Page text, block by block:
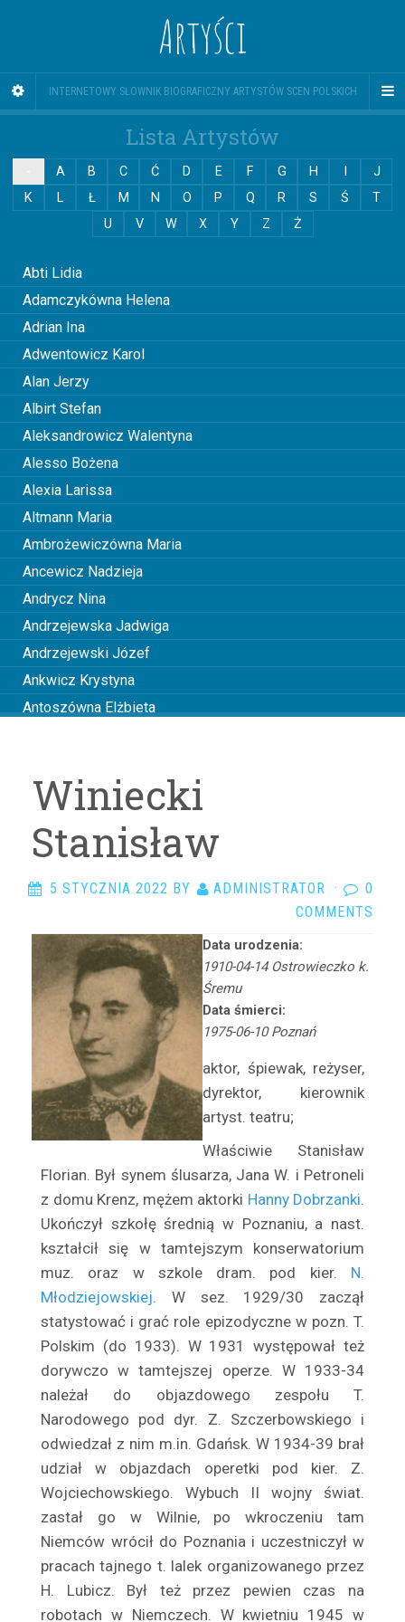
Artyści
INTERNETOWY SŁOWNIK BIOGRAFICZNY ARTYSTÓW SCEN POLSKICH
Lista Artystów
A B C Ć D E F G H
J
K
L Ł M N O P Q R S Ś
T
U
V W X Y Z Ż
Abti Lidia
Adamczykówna Helena
Adrian Ina
Adwentowicz Karol
Alan Jerzy
Albirt Stefan
Aleksandrowicz Walentyna
Alesso Bożena
Alexia Larissa
Altmann Maria
Ambrożewiczówna Maria
Ancewicz Nadzieja
Andrycz Nina
Andrzejewska Jadwiga
Andrzejewski Józef
Ankwicz Krystyna
Antoszówna Elżbieta
Arciszewska Wiktoria
Arciszewska Danuta
Arczyńska Maria
Arkadi Ari
Arnd-Leska Halina
Arnoldówna Maria
Arnoldt Wiktor
Aston Adam
Azarewicz Helena
Bąbolska Maria
Bachnerówna Regina
Bajkowska Zofia
Balcerkiewiczówna Maria
Balcerzak Aleksander
Balicki Juliusz
Baliszewska Julia
Baliszewski Sylwin
Bandrowska – Turska Ewa
Bańkowska Maria
Barczewska Antonina
Barda Ludwik
Bardziejewski Tadeusz
Bargielska Maria
Baronówna Jadwiga
Barszczewska Wanda
Barszczewska Elżbieta
Bartówna Wanda
Barwińska Zofia
Winiecki
Stanisław
5 STYCZNIA 2022 BY ADMINISTRATOR ·
0
COMMENTS
Data urodzenia:
1910-04-14 Ostrowieczko k.
Śremu
Data śmierci:
1975-06-10 Poznań
aktor, śpiewak, reżyser,
dyrektor, kierownik
artyst. teatru;
Właściwie Stanisław
Florian. Był synem ślusarza, Jana W. i Petroneli
z domu Krenz, mężem aktorki Hanny Dobrzanki.
Ukończył szkołę średnią w Poznaniu, a nast.
kształcił się w tamtejszym konserwatorium
muz. oraz w szkole dram. pod kier. N.
Młodziejowskiej. W sez. 1929/30 zaczął
statystować i grać role epizodyczne w pozn. T.
Polskim (do 1933). W 1931 występował też
dorywczo w tamtejszej operze. W 1933-34
należał do objazdowego zespołu T.
Narodowego pod dyr. Z. Szczerbowskiego i
odwiedzał z nim m.in. Gdańsk. W 1934-39 brał
udział w objazdach operetki pod kier. Z.
Wojciechowskiego. Wybuch II wojny świat.
zastał go w Wilnie, po wkroczeniu tam
Niemców wrócił do Poznania i uczestniczył w
pracach tajnego t. lalek organizowanego przez
H. Lubicz. Był też przez pewien czas na
robotach w Niemczech. W kwietniu 1945 w